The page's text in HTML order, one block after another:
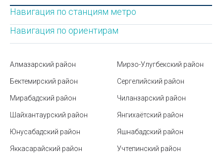
Юнусабадский район
Что нужно возить в машине по ПДД Узбекистана
Когда и как будет отмечаться Рамазан Хайит 2025
Правила поведения в метро
Исторические и архитектурные
Навигация по станциям метро
Навигация по ориентирам
Алмазарский район
Бектемирский район
Мирабадский район
Мирзо-Улугбекский район
Сергелийский район
Чиланзарский район
Шайхантаурский район
Юнусабадский район
Яккасарайский район
Янгихаётский район
Яшнабадский район
Учтепинский район